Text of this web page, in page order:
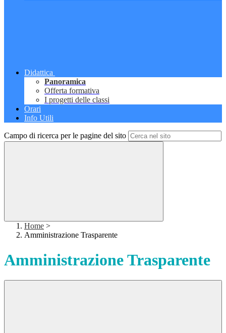
Didattica
Panoramica
Offerta formativa
I progetti delle classi
Orari
Info Utili
Campo di ricerca per le pagine del sito
Home >
Amministrazione Trasparente
Amministrazione Trasparente